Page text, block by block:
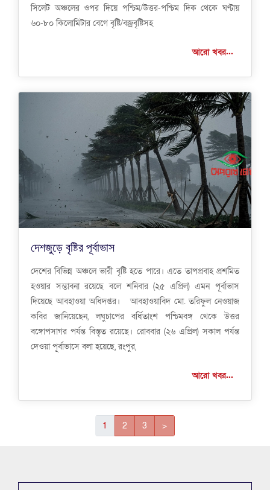
সিলেট অঞ্চলের ওপর দিয়ে পশ্চিম/উত্তর-পশ্চিম দিক থেকে ঘণ্টায়
৬০-৮০ কিলোমিটার বেগে বৃষ্টি/বজ্রবৃষ্টিসহ
আরো খবর...
দেশজুড়ে বৃষ্টির পূর্বাভাস
দেশের বিভিন্ন অঞ্চলে ভারী বৃষ্টি হতে পারে। এতে তাপপ্রবাহ প্রশমিত
হওয়ার সম্ভাবনা রয়েছে বলে শনিবার (২৫ এপ্রিল) এমন পূর্বাভাস
দিয়েছে আবহাওয়া অধিদপ্তর। আবহাওয়াবিদ মো. তরিফুল নেওয়াজ
কবির জানিয়েছেন, লঘুচাপের বর্ধিতাংশ পশ্চিমবঙ্গ থেকে উত্তর
বঙ্গোপসাগর পর্যন্ত বিস্তৃত রয়েছে। রোববার (২৬ এপ্রিল) সকাল পর্যন্ত
দেওয়া পূর্বাভাসে বলা হয়েছে, রংপুর,
আরো খবর...
1 2 3 >